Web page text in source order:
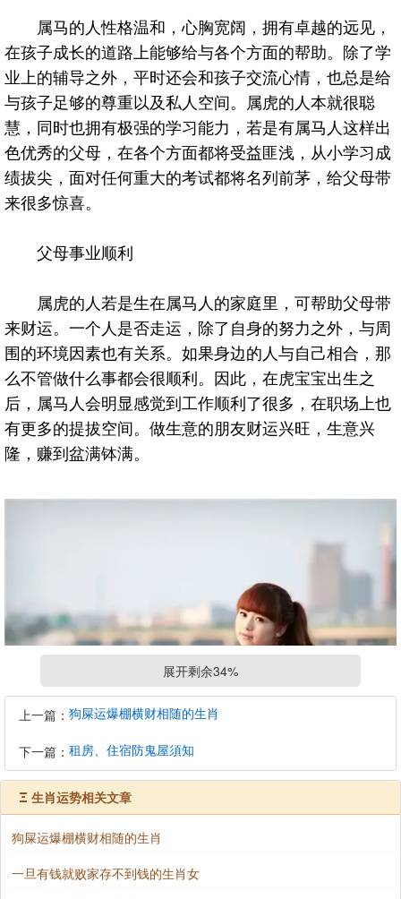
属马的人性格温和，心胸宽阔，拥有卓越的远见，
在孩子成长的道路上能够给与各个方面的帮助。除了学
业上的辅导之外，平时还会和孩子交流心情，也总是给
与孩子足够的尊重以及私人空间。属虎的人本就很聪
慧，同时也拥有极强的学习能力，若是有属马人这样出
色优秀的父母，在各个方面都将受益匪浅，从小学习成
绩拔尖，面对任何重大的考试都将名列前茅，给父母带
来很多惊喜。
父母事业顺利
属虎的人若是生在属马人的家庭里，可帮助父母带
来财运。一个人是否走运，除了自身的努力之外，与周
围的环境因素也有关系。如果身边的人与自己相合，那
么不管做什么事都会很顺利。因此，在虎宝宝出生之
后，属马人会明显感觉到工作顺利了很多，在职场上也
有更多的提拔空间。做生意的朋友财运兴旺，生意兴
隆，赚到盆满钵满。
展开剩余34%
上一篇： 狗屎运爆棚横财相随的生肖
下一篇： 租房、住宿防鬼屋須知
Ξ 生肖运势相关文章
狗屎运爆棚横财相随的生肖
一旦有钱就败家存不到钱的生肖女